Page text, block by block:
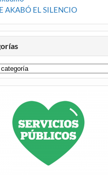
AKABÓ EL SILENCIO